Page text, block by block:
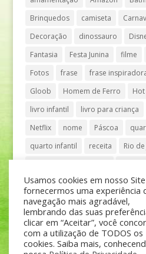
Brinquedos
camiseta
Decoração
dinossauro
Fantasia
Festa Junina filme
Fotos
frase frase
Gloob
Homem de Ferro
livro infantil
livro para criança
Netflix
nome Páscoa
quarto infantil
receita
Rio
São Paulo
teatro tênis
®Mãe de Menino | © Todos
Usamos cookies em nosso
fornecermos uma experiência
navegação mais agradável,
lembrando das suas
clicar em “Aceitar”, você
com a utilização de TODOS os
cookies. Saiba mais,